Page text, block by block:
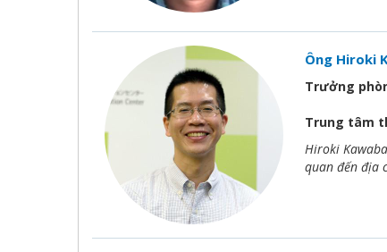
Ông Hiroki
Trưởng
Trung tâm
Hiroki
quan đến địa